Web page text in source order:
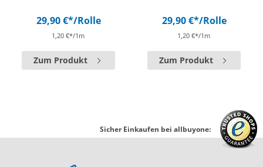
29,90 €*/Rolle
1,20 €*/1m
Zum Produkt
29,90 €*/Rolle
1,20 €*/1m
Zum Produkt
Sicher Einkaufen bei allbuyone: